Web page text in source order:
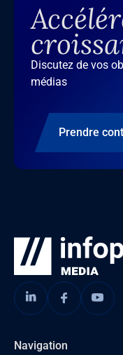
Discutez de vos
médias
Prendre
Navigation